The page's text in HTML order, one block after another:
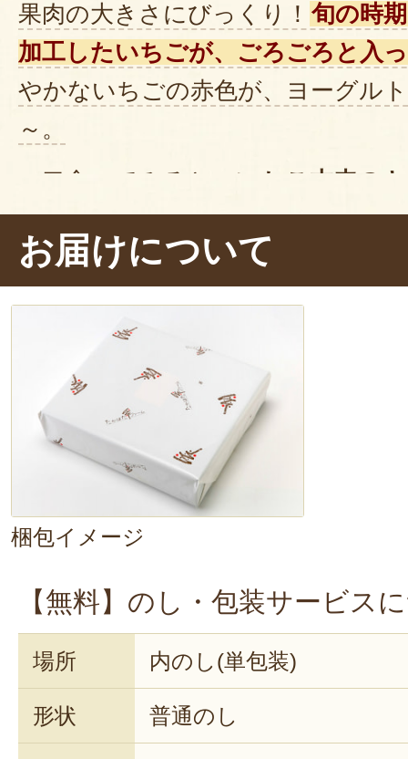
果肉の大きさにびっくり！ 旬の時
加工したいちごが、ごろごろと入
やかないちごの赤色が、ヨーグル
～。
一口食べてみると、 いちご本来の
ぱさを感じますね。ヨーグルトの
ャムのやさしい甘みが溶け合いま
果実をそのままいただいているよ
ジャムでした。ラインナップも豊
な実りを一度に堪能できますよ～！
お届けについて
梱包イメージ
【無料】のし・包装サービス
場所 内のし(単包装)
形状 普通のし